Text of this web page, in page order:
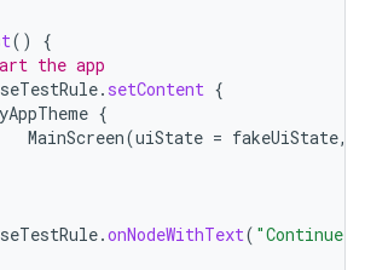
()
{
the app
. setContent {
{
MainScreen(uiState = fakeUiState,
.onNodeWithText( "Continue"